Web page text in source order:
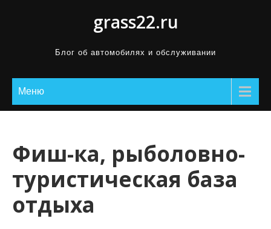
а
grass22.ru
Блог об автомобилях и обслуживании
Меню
Фиш-ка, рыболовно-
туристическая база
отдыха